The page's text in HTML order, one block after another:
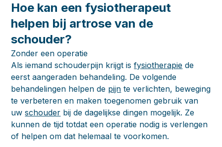
Hoe kan een fysiotherapeut
helpen bij artrose van de
schouder?
Zonder een operatie
Als iemand schouderpijn krijgt isfysiotherapie de
eerst aangeraden behandeling. De volgende
behandelingen helpen de pijn te verlichten, beweging
te verbeteren en maken toegenomen gebruik van
uwschouder bij de dagelijkse dingen mogelijk. Ze
kunnen de tijd totdat een operatie nodig is verlengen
of helpen om dat helemaal te voorkomen.